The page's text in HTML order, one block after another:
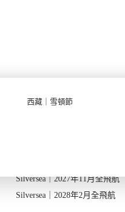
Quark｜11月初最後召集
Silversea｜2027年11月全飛航
Silversea｜2028年2月全飛航
西藏｜雪頓節
由曼谷/轉機點出發